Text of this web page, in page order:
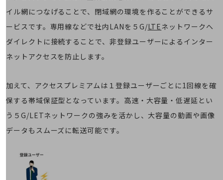
小売・卸売業
運輸業
建設業
その他の業界はこちら
ゲーム感覚で見つける
ビジネスお悩み診断
モバイル・ICTサービスをオンラインで
相談・申し込みができるバーチャルショップ
法人向けモバイルトップ
イル網につなげることで、閉域網の環境を作ることができるサ
ービスです。専用線などで社内LANを５G/LTEネットワークへ
ダイレクトに接続することで、非登録ユーザーによるインター
ネットアクセスを防止します。
加えて、アクセスプレミアムは１登録ユーザーごとに1回線を確
保する帯域保証型となっています。高速・大容量・低遅延とい
う５G/LETネットワークの強みを活かし、大容量の動画や画像
データもスムーズに転送可能です。